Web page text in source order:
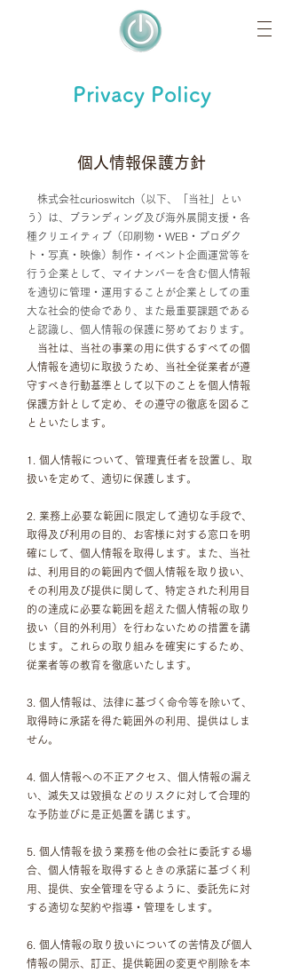
​Privacy Policy
​個人情報保護方針
株式会社curioswitch（以下、「当社」とい
う）は、ブランディング及び海外展開支援・各
種クリエイティブ（印刷物・WEB・プロダク
ト・写真・映像）制作・イベント企画運営等を
行う企業として、マイナンバーを含む個人情報
を適切に管理・運用することが企業としての重
大な社会的使命であり、また最重要課題である
と認識し、個人情報の保護に努めております。
当社は、当社の事業の用に供するすべての個
人情報を適切に取扱うため、当社全従業者が遵
守すべき行動基準として以下のことを個人情報
保護方針として定め、その遵守の徹底を図るこ
とといたします。
1. 個人情報について、管理責任者を設置し、取
扱いを定めて、適切に保護します。
2. 業務上必要な範囲に限定して適切な手段で、
取得及び利用の目的、お客様に対する窓口を明
確にして、個人情報を取得します。また、当社
は、利用目的の範囲内で個人情報を取り扱い、
その利用及び提供に関して、特定された利用目
的の達成に必要な範囲を超えた個人情報の取り
扱い（目的外利用）を行わないための措置を講
じます。これらの取り組みを確実にするため、
従業者等の教育を徹底いたします。
3. 個人情報は、法律に基づく命令等を除いて、
取得時に承諾を得た範囲外の利用、提供はしま
せん。
4. 個人情報への不正アクセス、個人情報の漏え
い、滅失又は毀損などのリスクに対して合理的
な予防並びに是正処置を講じます。
5. 個人情報を扱う業務を他の会社に委託する場
合、個人情報を取得するときの承諾に基づく利
用、提供、安全管理を守るように、委託先に対
する適切な契約や指導・管理をします。
6. 個人情報の取り扱いについての苦情及び個人
情報の開示、訂正、提供範囲の変更や削除を本